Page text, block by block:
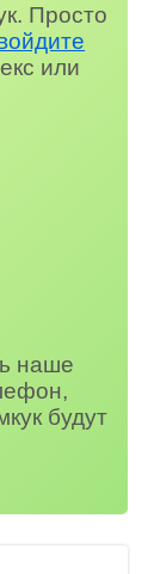
Просто
или
наше
будут